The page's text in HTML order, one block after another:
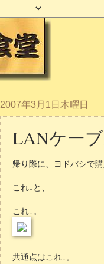
2007年3月1日木曜日
LANケー
帰り際に、ヨドバシで購
これ↓と、
これ↓。
共通点はこれ↓。